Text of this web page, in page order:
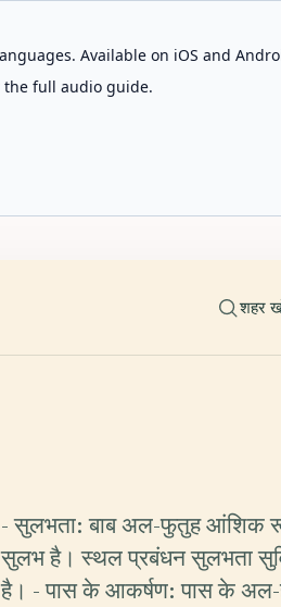
Available on iOS and
the full audio guide.
शहर
- सुलभता: बाब अल-फुतुह आंशिक
सुलभ है। स्थल प्रबंधन सुलभता
है। - पास के आकर्षण: पास के अल-